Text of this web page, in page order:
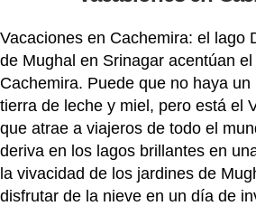
Vacaciones en Cachemira: el lago
de Mughal en Srinagar acentúan
Cachemira. Puede que no haya
tierra de leche y miel, pero está el
que atrae a viajeros de todo el
deriva en los lagos brillantes en
la vivacidad de los jardines de
disfrutar de la nieve en un día de